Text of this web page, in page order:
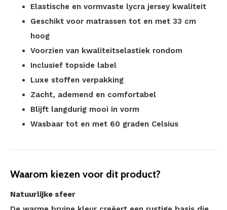
Elastische en vormvaste lycra jersey kwaliteit
Geschikt voor matrassen tot en met 33 cm
hoog
Voorzien van kwaliteitselastiek rondom
Inclusief topside label
Luxe stoffen verpakking
Zacht, ademend en comfortabel
Blijft langdurig mooi in vorm
Wasbaar tot en met 60 graden Celsius
Waarom kiezen voor dit product?
Natuurlijke sfeer